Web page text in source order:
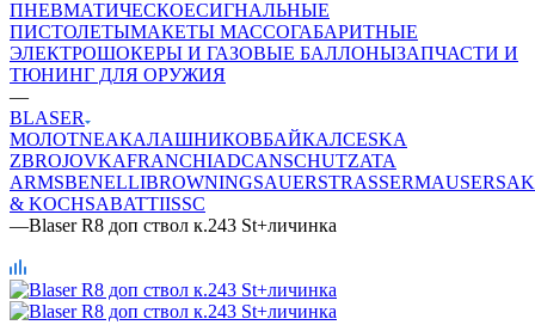
ПНЕВМАТИЧЕСКОЕСИГНАЛЬНЫЕ
ПИСТОЛЕТЫМАКЕТЫ МАССОГАБАРИТНЫЕ
ЭЛЕКТРОШОКЕРЫ И ГАЗОВЫЕ БАЛЛОНЫЗАПЧАСТИ И
ТЮНИНГ ДЛЯ ОРУЖИЯ
—
BLASER
МОЛОТNEAКАЛАШНИКОВБАЙКАЛCESKA
ZBROJOVKAFRANCHIADCANSCHUTZATA
ARMSBENELLIBROWNINGSAUERSTRASSERMAUSER
& KOCHSABATTIISSC
—Blaser R8 доп ствол к.243 St+личинка